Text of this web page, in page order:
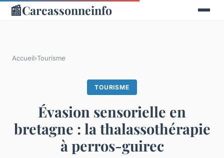
📰Carcassonneinfo
Accueil›Tourisme
TOURISME
Évasion sensorielle en
bretagne : la thalassothérapie
à perros-guirec